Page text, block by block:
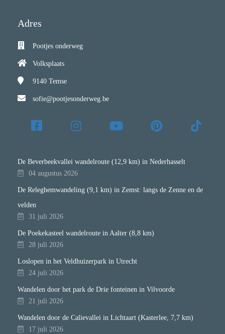
Adres
Pootjes onderweg
Volksplaats
9140 Temse
sofie@pootjesonderweg.be
De Beverbeekvallei wandelroute (12,9 km) in Nederhasselt
04 augustus 2026
De Releghemwandeling (9,1 km) in Zemst: langs de Zenne en de
velden
31 juli 2026
De Poekekasteel wandelroute in Aalter (8,8 km)
28 juli 2026
Loslopen in het Veldhuizerpark in Utrecht
24 juli 2026
Wandelen door het park de Drie fonteinen in Vilvoorde
21 juli 2026
Wandelen door de Calievallei in Lichtaart (Kasterlee, 7,7 km)
17 juli 2026